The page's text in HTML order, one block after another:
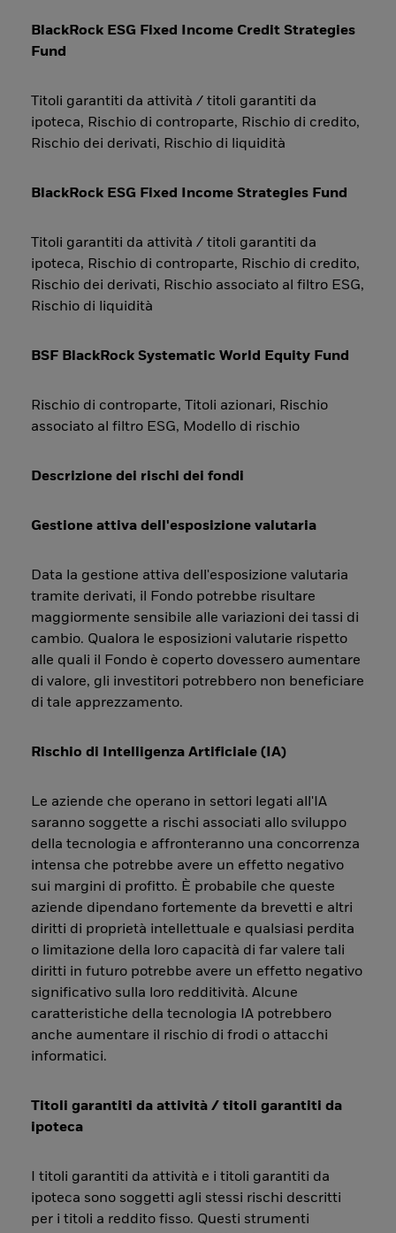
BlackRock ESG Fixed Income Credit Strategies
Fund
Titoli garantiti da attività / titoli garantiti da
ipoteca, Rischio di controparte, Rischio di credito,
Rischio dei derivati, Rischio di liquidità
BlackRock ESG Fixed Income Strategies Fund
Titoli garantiti da attività / titoli garantiti da
ipoteca, Rischio di controparte, Rischio di credito,
Rischio dei derivati, Rischio associato al filtro ESG,
Rischio di liquidità
BSF BlackRock Systematic World Equity Fund
Rischio di controparte, Titoli azionari, Rischio
associato al filtro ESG, Modello di rischio
Descrizione dei rischi dei fondi
Gestione attiva dell'esposizione valutaria
Data la gestione attiva dell'esposizione valutaria
tramite derivati, il Fondo potrebbe risultare
maggiormente sensibile alle variazioni dei tassi di
cambio. Qualora le esposizioni valutarie rispetto
alle quali il Fondo è coperto dovessero aumentare
di valore, gli investitori potrebbero non beneficiare
di tale apprezzamento.
Rischio di Intelligenza Artificiale (IA)
Le aziende che operano in settori legati all'IA
saranno soggette a rischi associati allo sviluppo
della tecnologia e affronteranno una concorrenza
intensa che potrebbe avere un effetto negativo
sui margini di profitto. È probabile che queste
aziende dipendano fortemente da brevetti e altri
diritti di proprietà intellettuale e qualsiasi perdita
o limitazione della loro capacità di far valere tali
diritti in futuro potrebbe avere un effetto negativo
significativo sulla loro redditività. Alcune
caratteristiche della tecnologia IA potrebbero
anche aumentare il rischio di frodi o attacchi
informatici.
Titoli garantiti da attività / titoli garantiti da
ipoteca
I titoli garantiti da attività e i titoli garantiti da
ipoteca sono soggetti agli stessi rischi descritti
per i titoli a reddito fisso. Questi strumenti